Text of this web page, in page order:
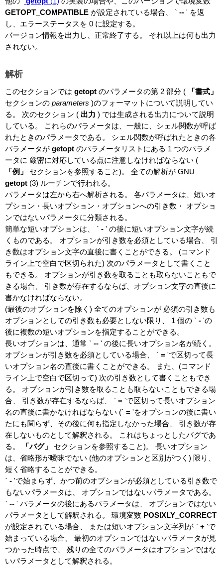
GETOPT_COMPATIBLE が設定されている場合、 ` -- ' を返
し、エラーステータスを 0 に設定する。
バージョン情報を出力し、正常終了する。 それ以上は何も出力
されない。
解析
このセクションでは getopt のパラメータの第 2 部分 (
「書式」
セクションの parameters )のフォーマットについて説明してい
る。 次のセクション ( 出力 ) では生成される出力について説明
している。 これらのパラメータは、一般に、シェル関数が呼ば
れたときのパラメータである。 シェル関数が呼ばれたときの各
パラメータが getopt のパラメータリストにある 1 つのパラメ
ータに 厳密に対応している点に注意しなければならない (
「例」
セクションを参照すること)。 全ての解析が GNU
getopt (3) ルーチンで行われる。
パラメータは左から右へ解析される。 各パラメータは、短いオ
プション・長いオプション・オプションへの引き数・ オプショ
ンではないパラメータに分類される。
簡単な短いオプションは、 ` - ' の後に短いオプション文字が続
くものである。 オプションが引き数を必須としている場合、 引
き数はオプション文字の直後に書くことができる。 (コマンド
ライン上で空白で区切られた) 次のパラメータとして書くこと
もできる。 オプションが引き数を取ることも取らないこともで
きる場合、 引き数が存在するならば、オプション文字の直後に
書かなければならない。
(最後のオプションを除く) 全てのオプションが 必須の引き数も
オプションとしての引き数も必要としない限り、 1 個の ` - 'の
後に複数の短いオプションを指定することができる。
長いオプションは、通常 ` -- ' の後に長いオプション名が続く。
オプションが引き数を必須としている場合、 ` = 'で区切って長
いオプション名の直後に書くことができる。 また、(コマンド
ライン上で空白で区切って) 次の引き数として書くこともでき
る。 オプションが引き数を取ることも取らないこともできる場
合、 引き数が存在するならば、 ` = 'で区切って長いオプション
名の直後に書かなければならない (` = 'をオプションの後に書い
たにも関らず、その後に何も指定しなかった場合、 引き数が存
在しないものとして解釈される。 これはちょっとしたバグであ
る。
「バグ」
セクションを参照すること)。 長いオプション
は、省略形が曖昧でない (他のオプションと区別がつく) 限り、
短く省略することができる。
` - 'で始まらず、かつ前のオプションが必須としている引き数で
もないパラメータは、 オプションではないパラメータである。
` -- ' パラメータの後にあるパラメータは、 オプションではない
パラメータとして解釈される。 環境変数 POSIXLY_CORRECT
が設定されている場合、 または短いオプション文字列が ` + 'で
始まっている場合、 最初のオプションではないパラメータが見
つかった時点で、 残りの全てのパラメータはオプションではな
いパラメータとして解釈される。